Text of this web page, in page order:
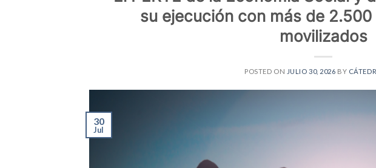
su ejecución con más de
movilizados
POSTED ON JULIO 30, 2026 BY
30
Jul